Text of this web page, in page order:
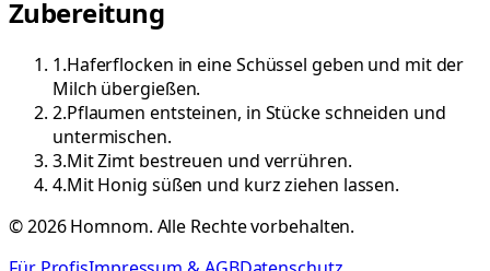
Zubereitung
1.Haferflocken in eine Schüssel geben und mit der
Milch übergießen.
2.Pflaumen entsteinen, in Stücke schneiden und
untermischen.
3.Mit Zimt bestreuen und verrühren.
4.Mit Honig süßen und kurz ziehen lassen.
©2026Homnom. Alle Rechte vorbehalten.